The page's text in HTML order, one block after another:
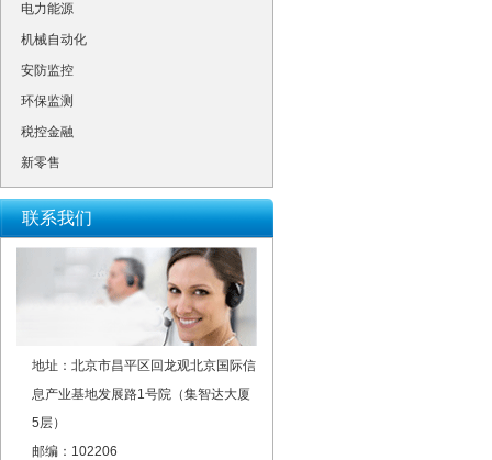
电力能源
机械自动化
安防监控
环保监测
税控金融
新零售
联系我们
地址：北京市昌平区回龙观北京国际信
息产业基地发展路1号院（集智达大厦
5层）
邮编：102206